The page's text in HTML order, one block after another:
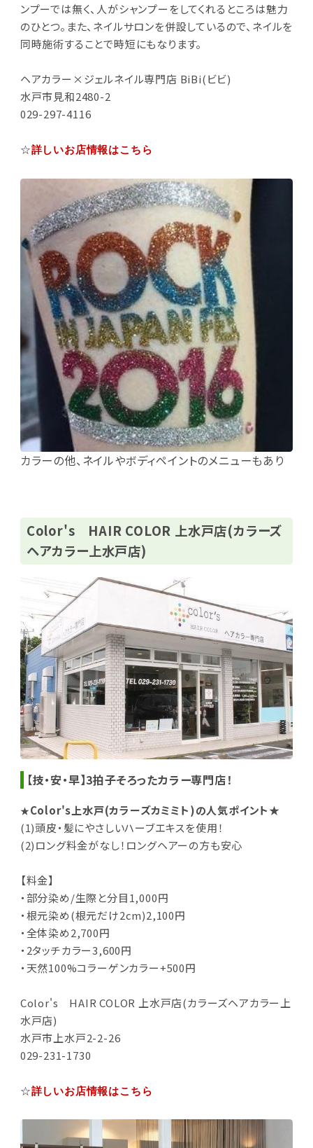
ンプーでは無く、人がシャンプーをしてくれるところは魅力
のひとつ。また、ネイルサロンを併設しているので、ネイルを
同時施術することで時短にもなります。
ヘアカラー×ジェルネイル専門店 BiBi(ビビ)
水戸市見和2480-2
029-297-4116
☆詳しいお店情報はこちら
カラーの他、ネイルやボディペイントのメニューもあり
Color's HAIR COLOR 上水戸店(カラーズ
ヘアカラー上水戸店)
【技・安・早】3拍子そろったカラー専門店！
★Color's上水戸(カラーズカミミト)の人気ポイント★
(1)頭皮・髪にやさしいハーブエキスを使用！
(2)ロング料金がなし！ロングヘアーの方も安心
【料金】
・部分染め/生際と分目1,000円
・根元染め(根元だけ2cm)2,100円
・全体染め2,700円
・2タッチカラー3,600円
・天然100%コラーゲンカラー+500円
Color's HAIR COLOR 上水戸店(カラーズヘアカラー上
水戸店)
水戸市上水戸2-2-26
029-231-1730
☆詳しいお店情報はこちら